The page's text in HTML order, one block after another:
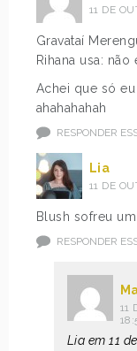
11 DE
Gravataí
Rihana usa: não
Achei que só eu
ahahahahah
RESPONDER
Lia
11 DE
Blush sofreu
RESPONDER
11
Lia em 11